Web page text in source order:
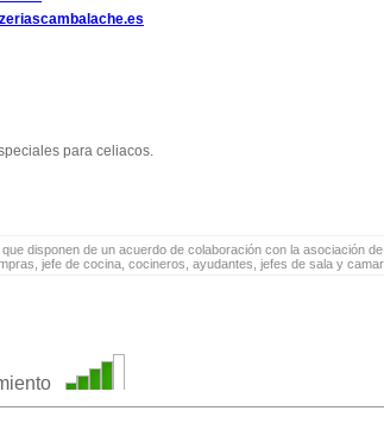
para celiacos.
disponen de un acuerdo de colaboración con la asociación
jefe de cocina, cocineros, ayudantes, jefes de sala y